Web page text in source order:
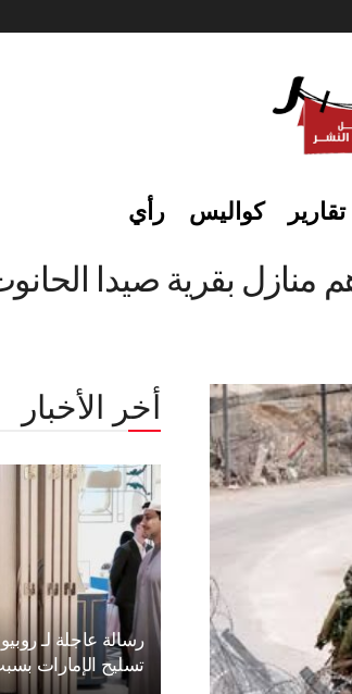
تقارير كواليس رأي
منازل بقرية صيدا
أخر الأخبار
تسليح الإمارات